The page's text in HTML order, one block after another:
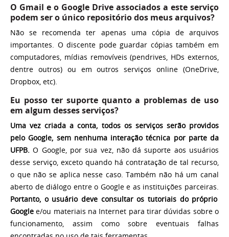
O Gmail e o Google Drive associados a este serviço
podem ser o único repositório dos meus arquivos?
Não se recomenda ter apenas uma cópia de arquivos
importantes. O discente pode guardar cópias também em
computadores, mídias removíveis (pendrives, HDs externos,
dentre outros) ou em outros serviços online (OneDrive,
Dropbox, etc).
Eu posso ter suporte quanto a problemas de uso
em algum desses serviços?
Uma vez criada a conta, todos os serviços serão providos
pelo Google, sem nenhuma interação técnica por parte da
UFPB. O Google, por sua vez, não dá suporte aos usuários
desse serviço, exceto quando há contratação de tal recurso,
o que não se aplica nesse caso. Também não há um canal
aberto de diálogo entre o Google e as instituições parceiras.
Portanto, o usuário deve consultar os tutoriais do próprio
Google e/ou materiais na Internet para tirar dúvidas sobre o
funcionamento, assim como sobre eventuais falhas